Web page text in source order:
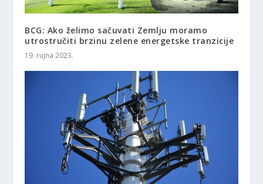
BCG: Ako želimo sačuvati Zemlju moramo
utrostručiti brzinu zelene energetske tranzicije
19. rujna 2023.